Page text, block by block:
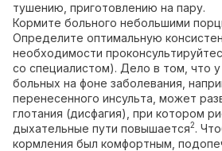
тушению, приготовлению на пару.
Кормите больного небольшими
Определите оптимальную
необходимости
со специалистом). Дело в том, что
больных на фоне заболевания,
перенесенного инсульта, может
глотания (дисфагия), при котором
дыхательные пути повышается2.
кормления был комфортным,